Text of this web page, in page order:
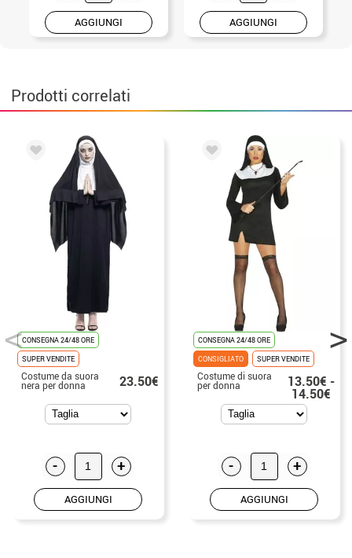
AGGIUNGI AGGIUNGI
Prodotti correlati
CONSEGNA 24/48 ORE
SUPER VENDITE
Costume da suora
nera per donna 23.50€
- +
AGGIUNGI
CONSEGNA 24/48 ORE
CONSIGLIATO
SUPER VENDITE
Costume di suora
per donna 13.50€ -
14.50€
- +
AGGIUNGI